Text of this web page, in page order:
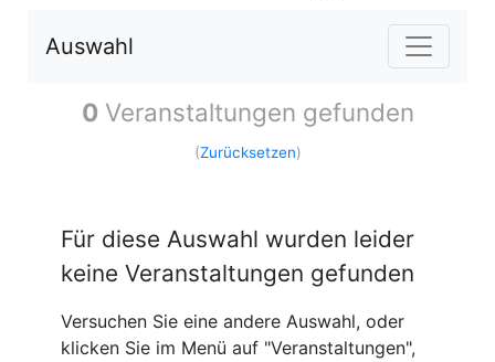
Auswahl
0 Veranstaltungen gefunden
(Zurücksetzen)
Für diese Auswahl wurden leider
keine Veranstaltungen gefunden
Versuchen Sie eine andere Auswahl, oder
klicken Sie im Menü auf "Veranstaltungen",